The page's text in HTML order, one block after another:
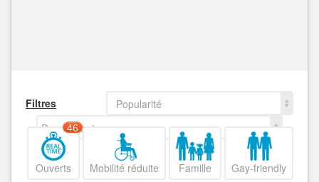
Filtres
Popularité
Decroissant
Ouverts
46
Mobilité réduite Famille Gay-friendly